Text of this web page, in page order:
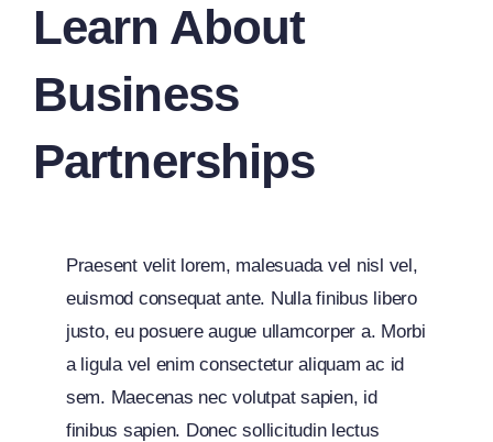
Learn About
Business
Partnerships
Praesent velit lorem, malesuada vel nisl vel,
euismod consequat ante. Nulla finibus libero
justo, eu posuere augue ullamcorper a. Morbi
a ligula vel enim consectetur aliquam ac id
sem. Maecenas nec volutpat sapien, id
finibus sapien. Donec sollicitudin lectus